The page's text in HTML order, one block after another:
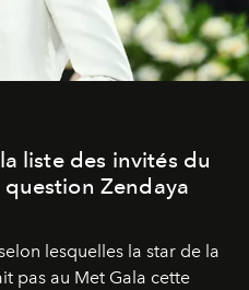
liste des invités du
Zendaya
lesquelles la star de la
pas au Met Gala cette